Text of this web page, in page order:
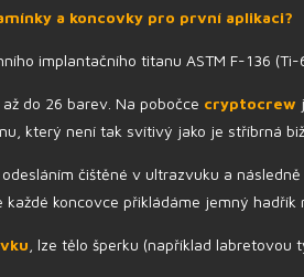
a koncovky pro první aplikaci?
implantačního titanu ASTM F-136
do 26 barev. Na pobočce cryptocrew
který není tak svítivý jako je stříbrná
čištěné v ultrazvuku a
koncovce přikládáme jemný hadřík
, lze tělo šperku (například